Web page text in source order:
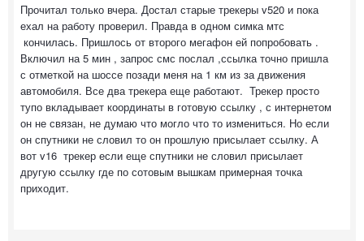
Прочитал только вчера. Достал старые трекеры v520 и пока
ехал на работу проверил. Правда в одном симка мтс
кончилась. Пришлось от второго мегафон ей попробовать .
Включил на 5 мин , запрос смс послал ,ссылка точно пришла
с отметкой на шоссе позади меня на 1 км из за движения
автомобиля. Все два трекера еще работают. Трекер просто
тупо вкладывает координаты в готовую ссылку , с интернетом
он не связан, не думаю что могло что то измениться. Но если
он спутники не словил то он прошлую присылает ссылку. А
вот v16 трекер если еще спутники не словил присылает
другую ссылку где по сотовым вышкам примерная точка
приходит.